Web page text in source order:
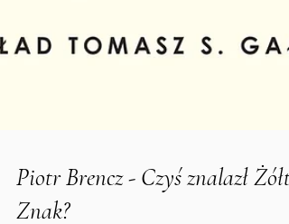
Piotr Brencz - Czyś znalazł Żółty